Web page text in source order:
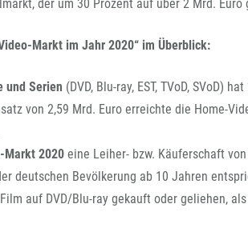
der um 30 Prozent auf über 2 Mrd. Euro
Markt im Jahr 2020“ im Überblick:
und Serien (DVD, Blu-ray, EST, TVoD, SVoD)
von 2,59 Mrd. Euro erreichte die Home-
Markt 2020 eine Leiher- bzw. Käuferschaft
deutschen Bevölkerung ab 10 Jahren
auf DVD/Blu-ray gekauft oder geliehen,